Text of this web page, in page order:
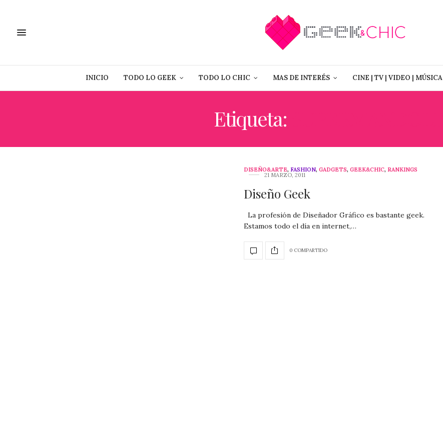
INICIO TODO LO GEEK TODO LO CHIC MAS DE INTERÉS CINE | TV | VIDEO | MÚSICA
Etiqueta:
DISEÑO&ARTE, FASHION, GADGETS, GEEK&CHIC, RANKINGS
21 MARZO, 2011
Diseño Geek
La profesión de Diseñador Gráfico es bastante geek.
Estamos todo el día en internet,…
0 COMPARTIDO